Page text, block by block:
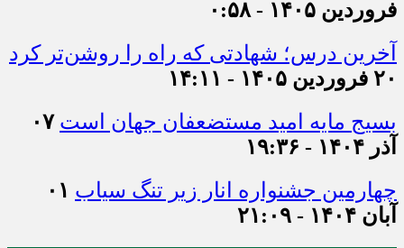
فروردین ۱۴۰۵ - ۰:۵۸
آخرین درس؛ شهادتی که راه را روشن‌تر کرد
۲۰ فروردین ۱۴۰۵ - ۱۴:۱۱
بسیج مایه امید مستضعفان جهان است ۰۷
آذر ۱۴۰۴ - ۱۹:۳۶
چهارمین جشنواره انار زیر تنگ سیاب ۰۱
آبان ۱۴۰۴ - ۲۱:۰۹